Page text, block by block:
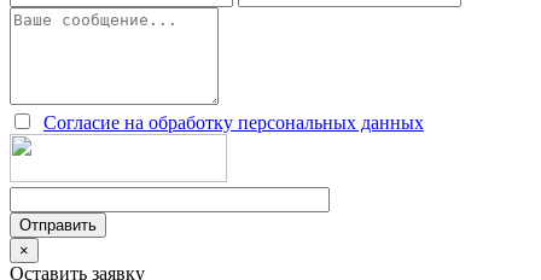
Согласие на обработку персональных данных
×
Оставить заявку